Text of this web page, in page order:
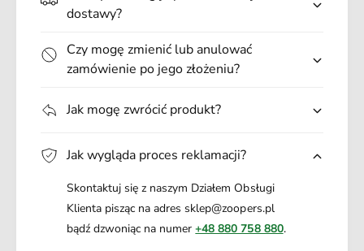
dostawy?
Czy mogę zmienić lub anulować
zamówienie po jego złożeniu?
Jak mogę zwrócić produkt?
Jak wygląda proces reklamacji?
Skontaktuj się z naszym Działem Obsługi
Klienta pisząc na adres sklep@zoopers.pl
bądź dzwoniąc na numer+48 880 758 880.